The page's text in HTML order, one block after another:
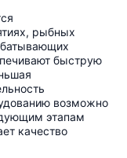
рыбных
быструю
возможно
этапам
качество